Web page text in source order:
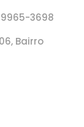
3698
Bairro